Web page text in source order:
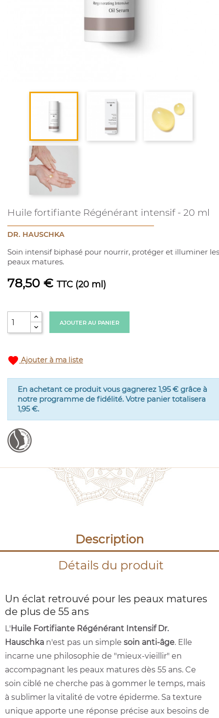
Huile fortifiante Régénérant intensif - 20 ml
DR. HAUSCHKA
Soin intensif biphasé pour nourrir, protéger et illuminer les
peaux matures.
78,50 € TTC (20 ml)
AJOUTER AU PANIER
favorite Ajouter à ma liste
En achetant ce produit vous gagnerez 1,95 € grâce à
notre programme de fidélité. Votre panier totalisera
1,95 €.
Description
Détails du produit
Un éclat retrouvé pour les peaux matures
de plus de 55 ans
L'Huile Fortifiante Régénérant Intensif Dr.
Hauschka n'est pas un simple soin anti-âge. Elle
incarne une philosophie de "mieux-vieillir" en
accompagnant les peaux matures dès 55 ans. Ce
soin ciblé ne cherche pas à gommer le temps, mais
à sublimer la vitalité de votre épiderme. Sa texture
unique apporte une réponse précise aux besoins de